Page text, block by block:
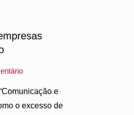
e
o excesso de